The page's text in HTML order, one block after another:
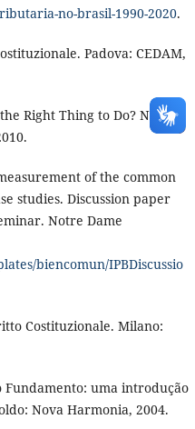
no-brasil-1990-2020.
Padova: CEDAM,
Right Thing to Do? New
of the common
studies. Discussion paper
Notre Dame
biencomun/IPBDiscussio
Costituzionale. Milano:
Fundamento: uma introdução
Nova Harmonia, 2004.